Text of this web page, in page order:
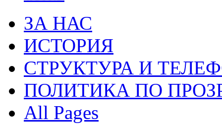
ЗА НАС
ИСТОРИЯ
СТРУКТУРА И
ПОЛИТИКА ПО
All Pages